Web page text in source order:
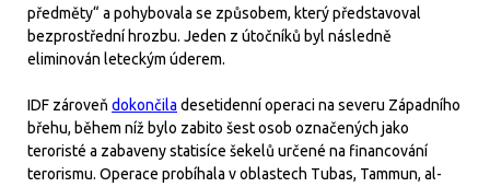
předměty“ a pohybovala se způsobem, který představoval
bezprostřední hrozbu. Jeden z útočníků byl následně
eliminován leteckým úderem.
IDF zároveň dokončila desetidenní operaci na severu Západního
břehu, během níž bylo zabito šest osob označených jako
teroristé a zabaveny statisíce šekelů určené na financování
terorismu. Operace probíhala v oblastech Tubas, Tammun, al-